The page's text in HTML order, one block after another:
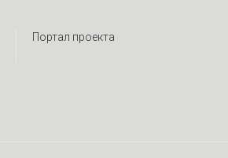
Портал проекта